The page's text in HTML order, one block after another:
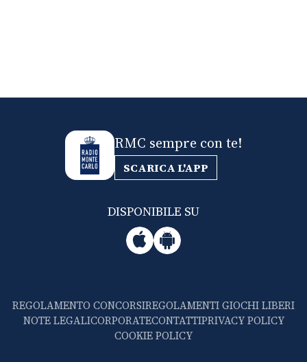
RMC sempre con te!
SCARICA L'APP
DISPONIBILE SU
REGOLAMENTO CONCORSIREGOLAMENTI GIOCHI LIBERI
NOTE LEGALICORPORATECONTATTIPRIVACY POLICY
COOKIE POLICY